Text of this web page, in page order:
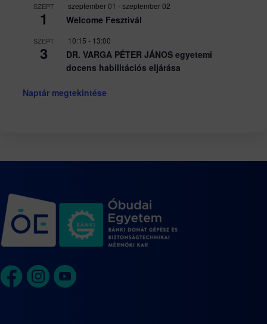
SZEPT
1
szeptember 01 -szeptember 02
Welcome Fesztivál
SZEPT
3
10:15 - 13:00
DR. VARGA PÉTER JÁNOS egyetemi
docens habilitációs eljárása
Naptár megtekintése